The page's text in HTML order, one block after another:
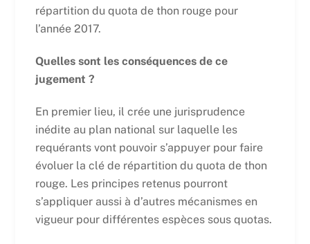
répartition du quota de thon rouge pour
l’année 2017.
Quelles sont les conséquences de ce
jugement ?
En premier lieu, il crée une jurisprudence
inédite au plan national sur laquelle les
requérants vont pouvoir s’appuyer pour faire
évoluer la clé de répartition du quota de thon
rouge. Les principes retenus pourront
s’appliquer aussi à d’autres mécanismes en
vigueur pour différentes espèces sous quotas.